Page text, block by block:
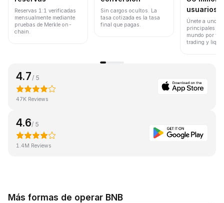
Reservas 1:1 verificadas
mensualmente mediante
pruebas de Merkle on-
chain.
Sin cargos ocultos. La
tasa cotizada es la tasa
final que pagas.
usuarios
Únete a uno
principales
mundo por
trading y
4.7 / 5
47K Reviews
4.6/ 5
1.4M Reviews
Más formas de operar BNB